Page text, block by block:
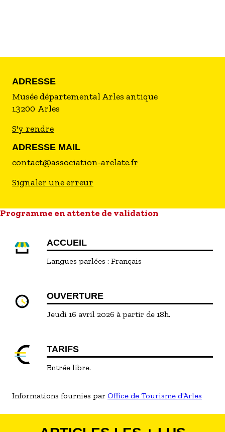
ADRESSE
Musée départemental Arles antique
13200 Arles
S'y rendre
ADRESSE MAIL
contact@association-arelate.fr
Signaler une erreur
Programme en attente de validation
ACCUEIL
Langues parlées : Français
OUVERTURE
Jeudi 16 avril 2026 à partir de 18h.
TARIFS
Entrée libre.
Informations fournies par Office de Tourisme d'Arles